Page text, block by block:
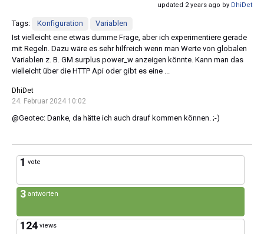
updated 2 years ago by DhiDet
Tags: Konfiguration
Variablen
Ist vielleicht eine etwas dumme Frage, aber ich experimentiere gerade
mit Regeln. Dazu wäre es sehr hilfreich wenn man Werte von globalen
Variablen z. B. GM.surplus.power_w anzeigen könnte. Kann man das
vielleicht über die HTTP Api oder gibt es eine ...
DhiDet
24. Februar 2024 10:02
@Geotec: Danke, da hätte ich auch drauf kommen können. ;-)
1 vote
3 antworten
124 views